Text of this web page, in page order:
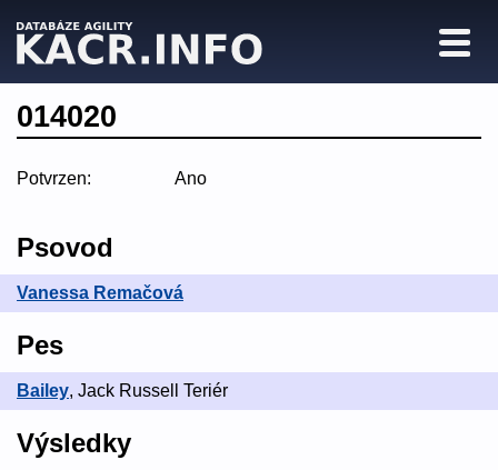
014020
Potvrzen: Ano
Psovod
Vanessa Remačová
Pes
Bailey, Jack Russell Teriér
Výsledky